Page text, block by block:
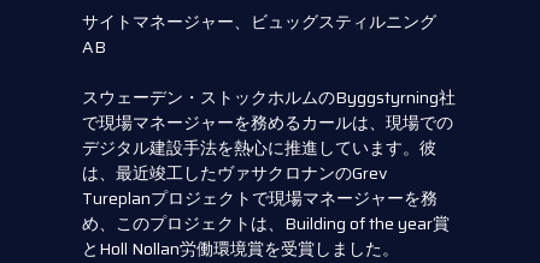
サイトマネージャー、ビュッグスティルニング
AB
スウェーデン・ストックホルムのByggstyrning社
で現場マネージャーを務めるカールは、現場での
デジタル建設手法を熱心に推進しています。彼
は、最近竣工したヴァサクロナンのGrev
Tureplanプロジェクトで現場マネージャーを務
め、このプロジェクトは、Building of the year賞
とHoll Nollan労働環境賞を受賞しました。